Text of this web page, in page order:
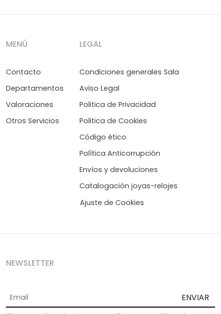
MENÚ
Contacto
Departamentos
Valoraciones
Otros Servicios
LEGAL
Condiciones generales Sala
Aviso Legal
Politica de Privacidad
Politica de Cookies
Código ético
Política Anticorrupción
Envíos y devoluciones
Catalogación joyas-relojes
Ajuste de Cookies
NEWSLETTER
ENVIAR